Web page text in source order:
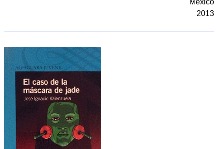
Mexico
2013